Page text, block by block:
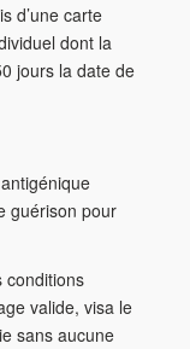
d’une carte
dont la
jours la date de
guérison pour
conditions
valide, visa le
sans aucune